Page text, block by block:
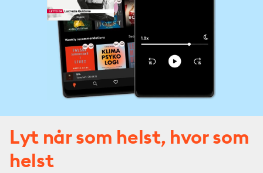
Lyt når som helst, hvor som
helst